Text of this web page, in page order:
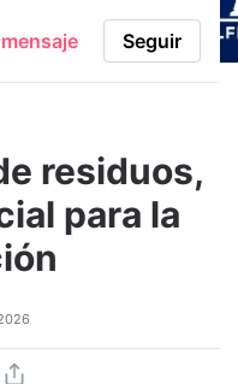
Seguir
residuos,
para la